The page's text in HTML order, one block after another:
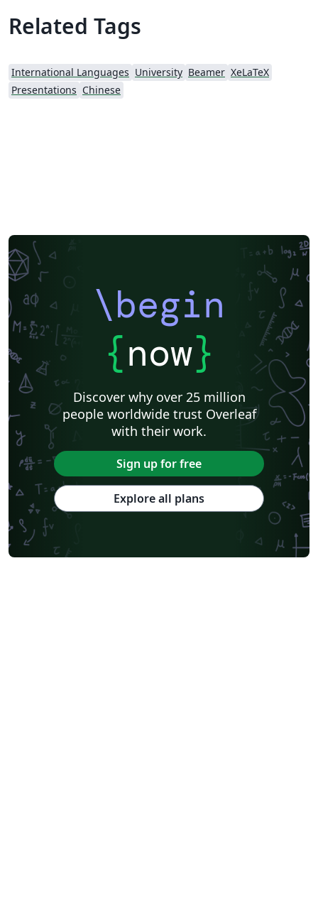
Related Tags
International Languages University Beamer XeLaTeX
Presentations Chinese
\begin
{now}
Discover why over 25 million
people worldwide trust Overleaf
with their work.
Sign up for free
Explore all plans